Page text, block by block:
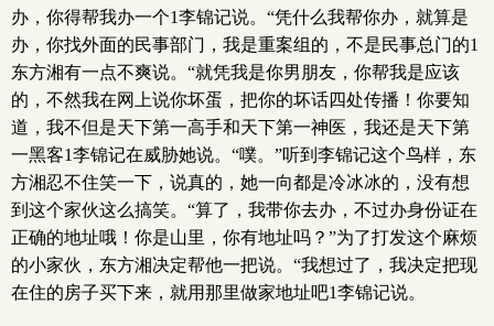
办，你得帮我办一个1李锦记说。“凭什么我帮你办，就算是
办，你找外面的民事部门，我是重案组的，不是民事总门的1
东方湘有一点不爽说。“就凭我是你男朋友，你帮我是应该
的，不然我在网上说你坏蛋，把你的坏话四处传播！你要知
道，我不但是天下第一高手和天下第一神医，我还是天下第
一黑客1李锦记在威胁她说。“噗。”听到李锦记这个鸟样，东
方湘忍不住笑一下，说真的，她一向都是冷冰冰的，没有想
到这个家伙这么搞笑。“算了，我带你去办，不过办身份证在
正确的地址哦！你是山里，你有地址吗？”为了打发这个麻烦
的小家伙，东方湘决定帮他一把说。“我想过了，我决定把现
在住的房子买下来，就用那里做家地址吧1李锦记说。